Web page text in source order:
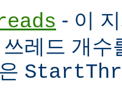
- 이
레드 개수